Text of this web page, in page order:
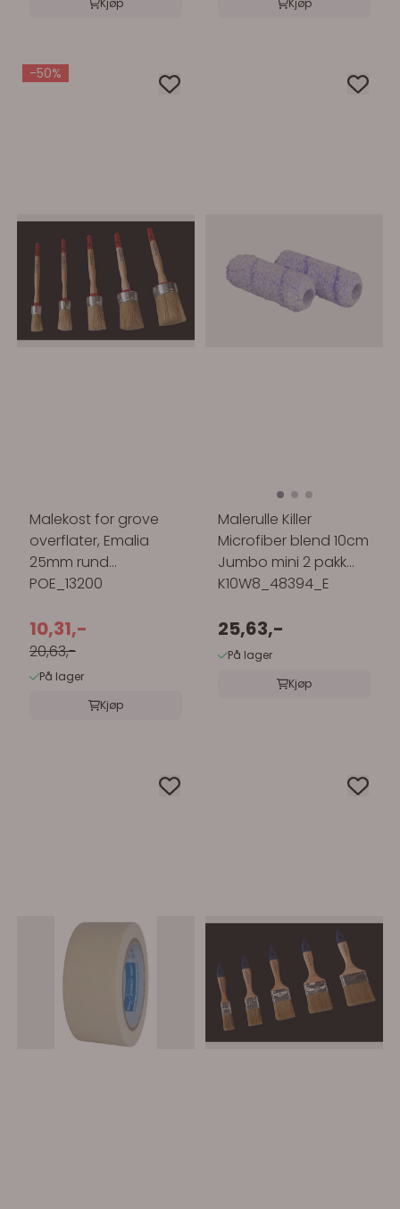
-50%
Malekost for grove
overflater, Emalia
25mm rund
POE_13200
10,31,-
20,63,-
På lager
Kjøp
Malerulle Killer
Microfiber blend 10cm
Jumbo mini 2 pakk
K10W8_48394_E
25,63,-
På lager
Kjøp